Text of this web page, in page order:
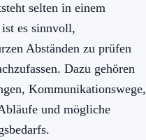
selten in einem
es sinnvoll,
Abständen zu prüfen
Dazu gehören
Kommunikationswege,
und mögliche